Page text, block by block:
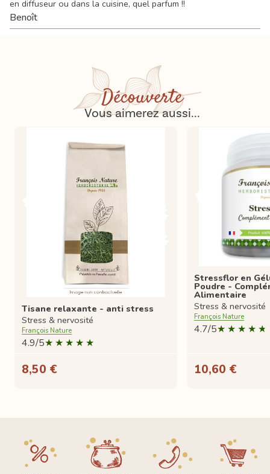
en diffuseur ou dans la cuisine, quel parfum !!
Benoît
Découverte
Vous aimerez aussi...
Tisane relaxante - anti stress
Stress & nervosité
François Nature
4.9/5
8,50 €
Stressflor en
Poudre -
Alimentaire
Stress & nervosité
François Nature
4.7/5
10,60 €